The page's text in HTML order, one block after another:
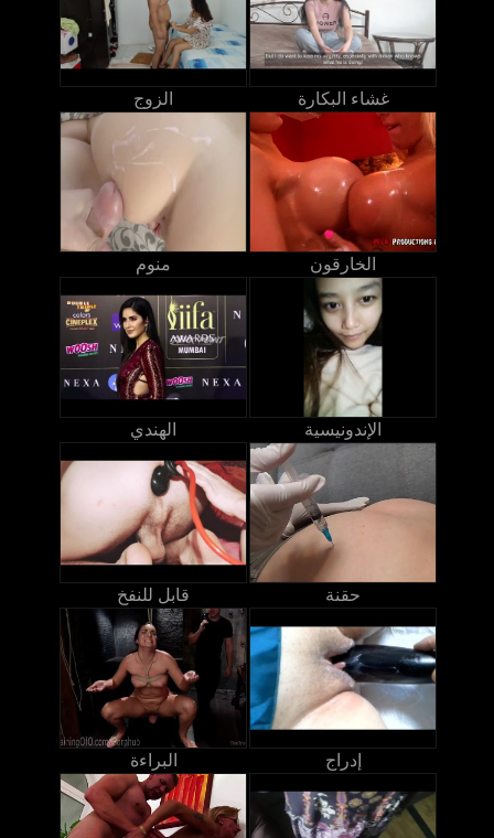
الزوج غشاء البكارة
منوم الخارقون
الهندي الإندونيسية
قابل للنفخ حقنة
البراءة إدراج